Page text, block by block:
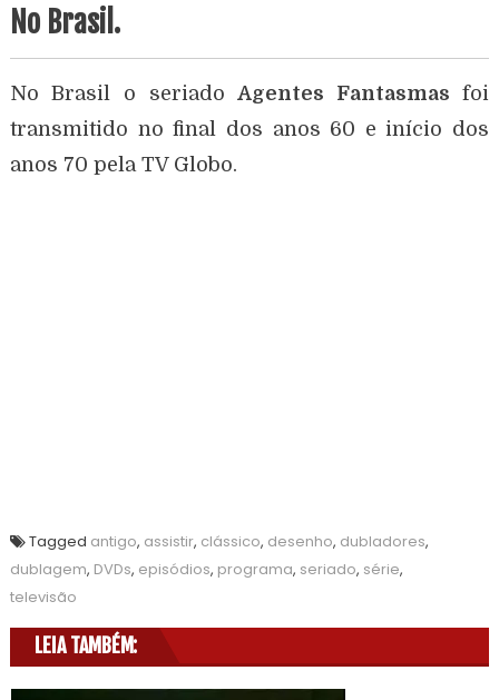
No Brasil.
No Brasil o seriadoAgentes Fantasmas foi
transmitido no final dos anos 60 e início dos
anos 70 pela TV Globo.
Tagged antigo, assistir, clássico, desenho, dubladores,
dublagem, DVDs, episódios, programa, seriado, série,
televisão
LEIA TAMBÉM: